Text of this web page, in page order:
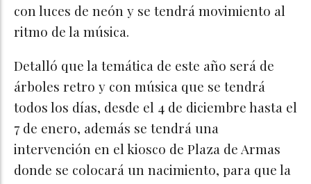
con luces de neón y se tendrá movimiento al
ritmo de la música.
Detalló que la temática de este año será de
árboles retro y con música que se tendrá
todos los días, desde el 4 de diciembre hasta el
7 de enero, además se tendrá una
intervención en el kiosco de Plaza de Armas
donde se colocará un nacimiento, para que la